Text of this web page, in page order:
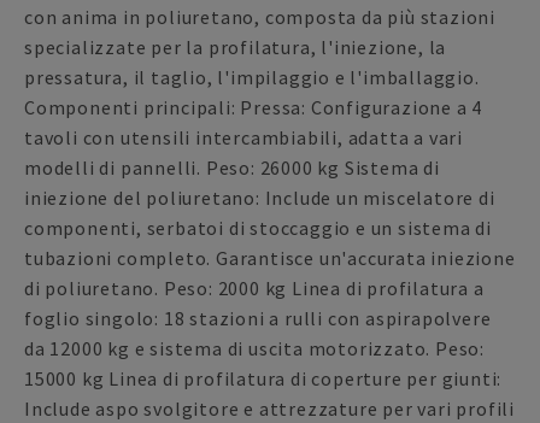
con anima in poliuretano, composta da più stazioni
specializzate per la profilatura, l'iniezione, la
pressatura, il taglio, l'impilaggio e l'imballaggio.
Componenti principali: Pressa: Configurazione a 4
tavoli con utensili intercambiabili, adatta a vari
modelli di pannelli. Peso: 26000 kg Sistema di
iniezione del poliuretano: Include un miscelatore di
componenti, serbatoi di stoccaggio e un sistema di
tubazioni completo. Garantisce un'accurata iniezione
di poliuretano. Peso: 2000 kg Linea di profilatura a
foglio singolo: 18 stazioni a rulli con aspirapolvere
da 12000 kg e sistema di uscita motorizzato. Peso:
15000 kg Linea di profilatura di coperture per giunti:
Include aspo svolgitore e attrezzature per vari profili